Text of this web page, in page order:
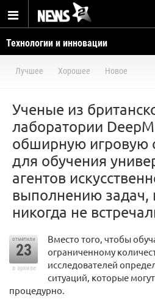
Технологии и инновации
Лучшее Хорошее Новое
Ученые из
лаборатории
обширную игровую
для обучения
агентов
выполнению задач,
никогда не
отметили
23
в архиве
Вместо того, чтобы
ограниченному
исследователей
ситуаций, которые
процедурно.